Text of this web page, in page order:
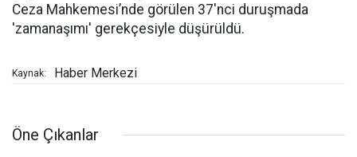
Ceza Mahkemesi’nde görülen 37'nci duruşmada
'zamanaşımı' gerekçesiyle düşürüldü.
Kaynak: Haber Merkezi
Öne Çıkanlar